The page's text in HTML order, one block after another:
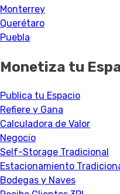
Monterrey
Querétaro
Puebla
Monetiza tu
Publica tu Espacio
Refiere y Gana
Calculadora de Valor
Negocio
Self-Storage Tradicional
Estacionamiento
Bodegas y Naves